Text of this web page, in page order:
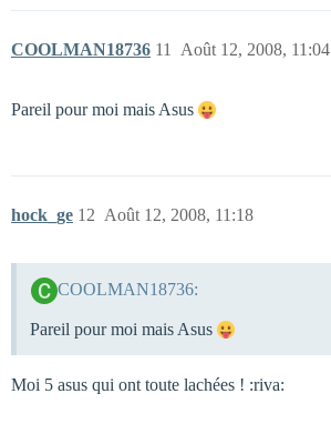
COOLMAN18736 Août 12, 2008, 11:04
11
Pareil pour moi mais Asus
hock_ge Août 12, 2008, 11:18
12
COOLMAN18736:
Pareil pour moi mais Asus
Moi 5 asus qui ont toute lachées ! :riva: